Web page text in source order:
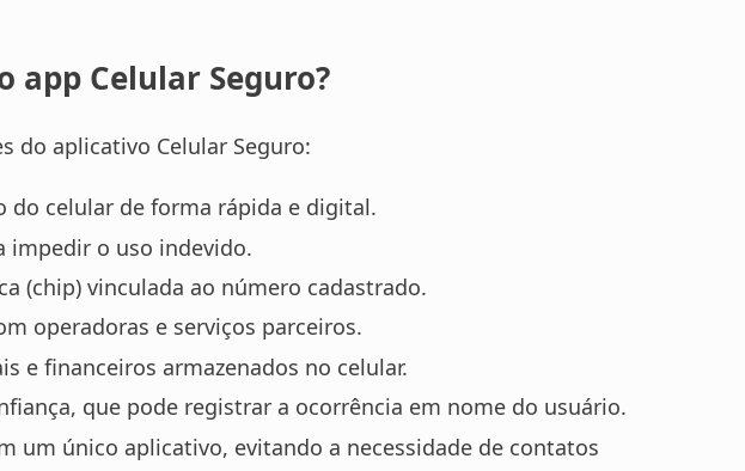
app Celular Seguro?
do aplicativo Celular Seguro:
do celular de forma rápida e digital.
impedir o uso indevido.
(chip) vinculada ao número cadastrado.
operadoras e serviços parceiros.
e financeiros armazenados no celular.
que pode registrar a ocorrência em nome do usuário.
um único aplicativo, evitando a necessidade de contatos